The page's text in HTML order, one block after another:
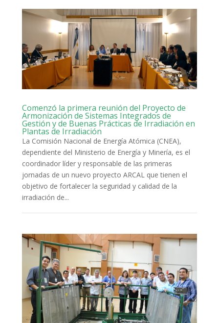
Comenzó la primera reunión del Proyecto de
Armonización de Sistemas Integrados de
Gestión y de Buenas Prácticas de Irradiación en
Plantas de Irradiación
La Comisión Nacional de Energía Atómica (CNEA),
dependiente del Ministerio de Energía y Minería, es el
coordinador líder y responsable de las primeras
jornadas de un nuevo proyecto ARCAL que tienen el
objetivo de fortalecer la seguridad y calidad de la
irradiación de...